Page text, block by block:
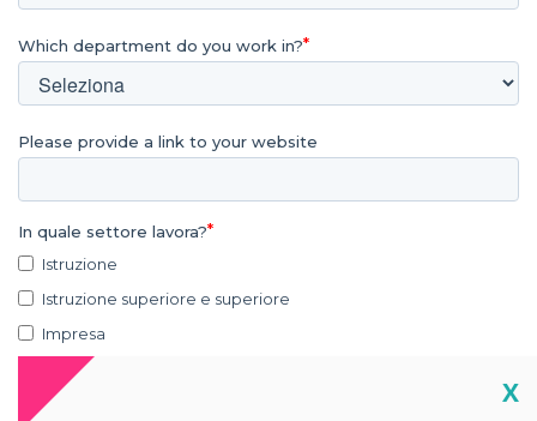
Which department do you work in?
Please provide a link to your website
In quale settore lavora?
Istruzione
Istruzione superiore e superiore
Impresa
Vendita al dettaglio
Assistenza sanitaria
X